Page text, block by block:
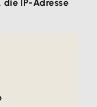
IP-Adresse